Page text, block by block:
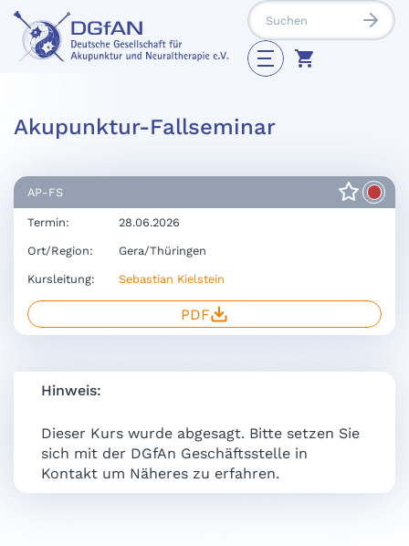
Akupunktur-Fallseminar
AP-FS
Termin: 28.06.2026
Ort/Region: Gera/Thüringen
Kursleitung: Sebastian Kielstein
PDF
Hinweis:
Dieser Kurs wurde abgesagt. Bitte setzen Sie
sich mit der DGfAn Geschäftsstelle in
Kontakt um Näheres zu erfahren.